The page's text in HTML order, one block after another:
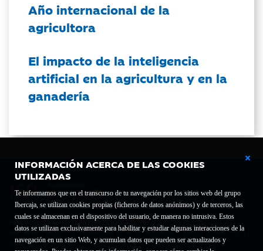
INFORMACIÓN ACERCA DE LAS COOKIES
UTILIZADAS
Te informamos que en el transcurso de tu navegación por los sitios web del grupo
Ibercaja, se utilizan cookies propias (ficheros de datos anónimos) y de terceros, las
cuales se almacenan en el dispositivo del usuario, de manera no intrusiva. Estos
datos se utilizan exclusivamente para habilitar y estudiar algunas interacciones de la
navegación en un sitio Web, y acumulan datos que pueden ser actualizados y
Año internacional de la
agricultora
El impacto de la inteligencia
artificial en la agricultura y en la
ganadería
Fundación Bancaria Ibercaja C.I.F. G-50000652.
Inscrita en el Registro de Fundaciones del Mº de Educación, Cultura y Deporte con el nº
1689.